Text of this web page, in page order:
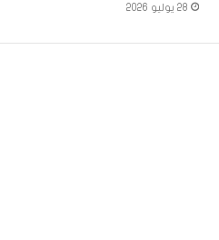
28 يوليو 2026